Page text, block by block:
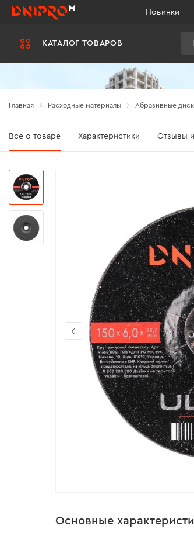
КАТАЛОГ ТОВАРОВ
Новинки
Главная Расходные материалы Абразивные
Все о товаре Характеристики Отзывы
Основные